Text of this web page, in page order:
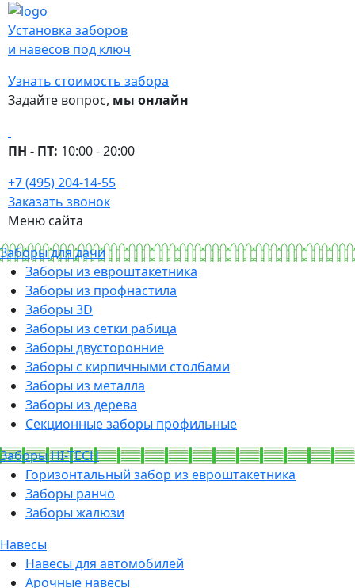
Установка заборов
и навесов под ключ
Узнать стоимость забора
Задайте вопрос, мы онлайн
ПН - ПТ: 10:00 - 20:00
+7 (495) 204-14-55
Заказать звонок
Меню сайта
Заборы для дачи
Заборы из евроштакетника
Заборы из профнастила
Заборы 3D
Заборы из сетки рабица
Заборы двусторонние
Заборы с кирпичными столбами
Заборы из металла
Заборы из дерева
Секционные заборы профильные
Заборы HI-TECH
Горизонтальный забор из евроштакетника
Заборы ранчо
Заборы жалюзи
Навесы
Навесы для автомобилей
Арочные навесы